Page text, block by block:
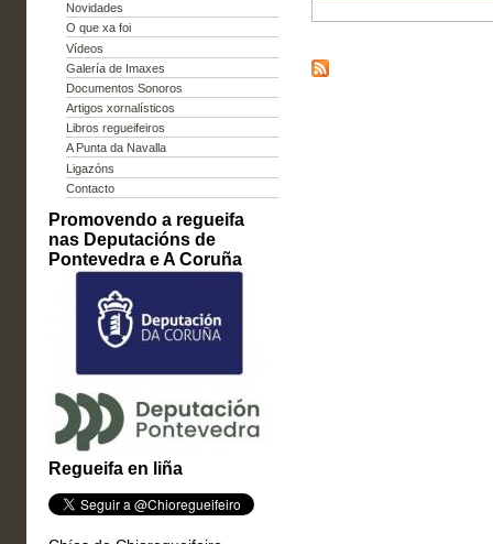
Novidades
O que xa foi
Vídeos
Galería de Imaxes
Documentos Sonoros
Artigos xornalísticos
Libros regueifeiros
A Punta da Navalla
Ligazóns
Contacto
Promovendo a regueifa
nas Deputacións de
Pontevedra e A Coruña
Regueifa en liña